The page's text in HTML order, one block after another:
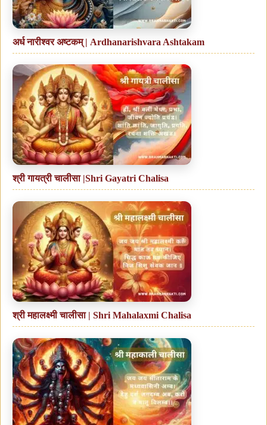
अर्ध नारीश्वर अष्टकम् | Ardhanarishvara Ashtakam
श्री गायत्री चालीसा |Shri Gayatri Chalisa
श्री महालक्ष्मी चालीसा | Shri Mahalaxmi Chalisa